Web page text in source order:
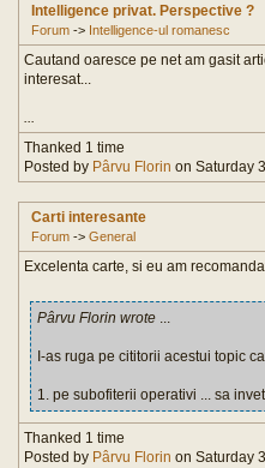
Intelligence privat. Perspective ?
Forum -> Intelligence-ul romanesc
Cautand oaresce pe net am gasit
interesat...
...
Thanked 1 time
Posted by Pârvu Florin on Saturday
Carti interesante
Forum -> General
Excelenta carte, si eu am
Pârvu Florin wrote ...
I-as ruga pe cititorii acestui topic
1. pe subofiterii operativi ... sa
Thanked 1 time
Posted by Pârvu Florin on Saturday